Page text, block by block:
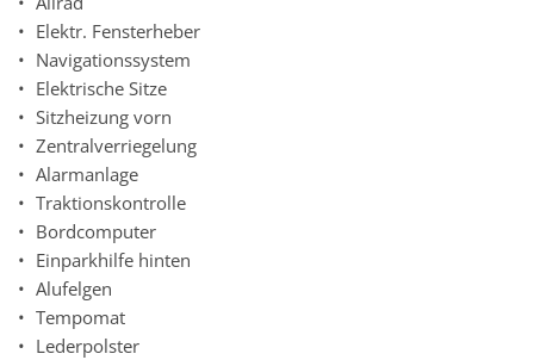
Elektr. Fensterheber
Navigationssystem
Elektrische Sitze
Sitzheizung vorn
Zentralverriegelung
Alarmanlage
Traktionskontrolle
Bordcomputer
Einparkhilfe hinten
Alufelgen
Tempomat
Lederpolster